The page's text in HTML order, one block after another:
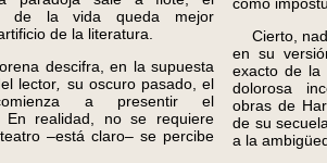
de la vida queda mejor
de la literatura.
descifra, en la supuesta
lector
su oscuro pasado, el
a presentir el
En realidad, no se requiere
–está claro– se percibe
Cierto,
en su
exacto de la
dolorosa
obras de
de su
a la